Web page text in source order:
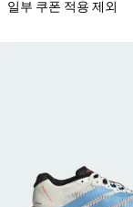
일부 쿠폰 적용 제외